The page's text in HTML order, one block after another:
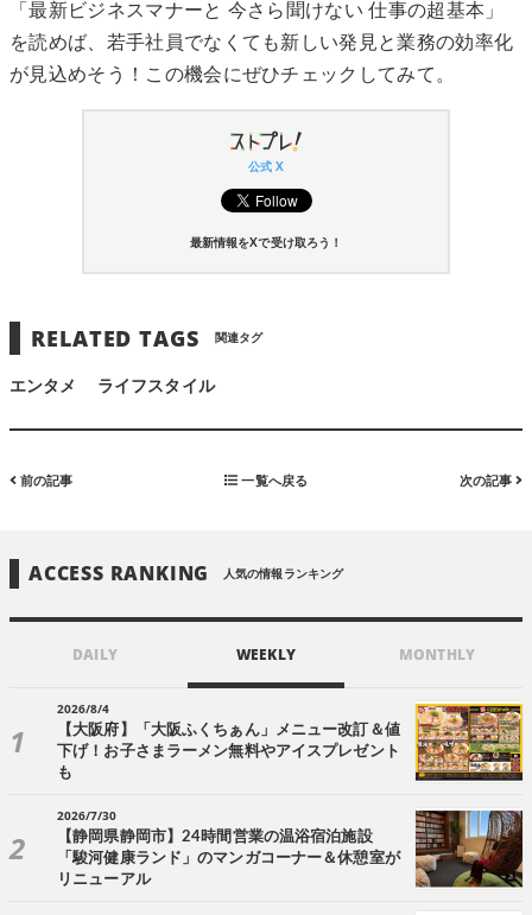
「最新ビジネスマナーと 今さら聞けない 仕事の超基本」
を読めば、若手社員でなくても新しい発見と業務の効率化
が見込めそう！この機会にぜひチェックしてみて。
公式 X
最新情報をXで受け取ろう！
RELATED TAGS 関連タグ
エンタメ ライフスタイル
前の記事 一覧へ戻る 次の記事
ACCESS RANKING 人気の情報ランキング
DAILY WEEKLY MONTHLY
2026/8/4
【大阪府】「大阪ふくちぁん」メニュー改訂＆値
下げ！お子さまラーメン無料やアイスプレゼント
も
2026/7/30
【静岡県静岡市】24時間営業の温浴宿泊施設
「駿河健康ランド」のマンガコーナー＆休憩室が
リニューアル